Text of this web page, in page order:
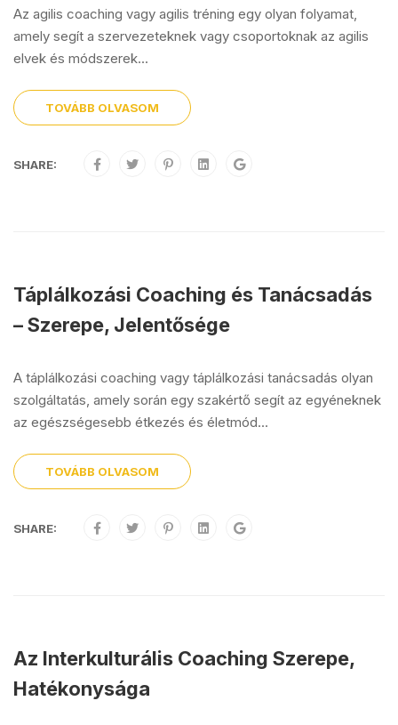
Az agilis coaching vagy agilis tréning egy olyan folyamat,
amely segít a szervezeteknek vagy csoportoknak az agilis
elvek és módszerek...
TOVÁBB OLVASOM
SHARE:
Táplálkozási Coaching és Tanácsadás
– Szerepe, Jelentősége
A táplálkozási coaching vagy táplálkozási tanácsadás olyan
szolgáltatás, amely során egy szakértő segít az egyéneknek
az egészségesebb étkezés és életmód...
TOVÁBB OLVASOM
SHARE:
Az Interkulturális Coaching Szerepe,
Hatékonysága